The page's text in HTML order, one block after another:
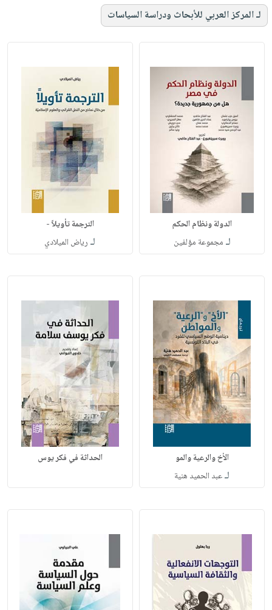
لـ المركز العربي للأبحاث ودراسة السياسات
الدولة ونظام الحكم
لـ مجموعة مؤلفين
الترجمة تأويلاً -
لـ رياض الميلادي
الأخ والرعية والمو
لـعبد الحميد هنية
الحداثة في فكر يوس